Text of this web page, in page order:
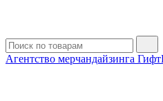
Агентство мерчандайзинга